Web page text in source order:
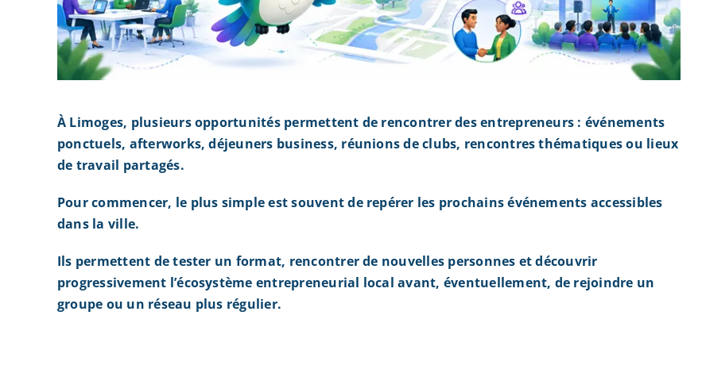
À Limoges, plusieurs opportunités permettent de rencontrer des entrepreneurs : événements
ponctuels, afterworks, déjeuners business, réunions de clubs, rencontres thématiques ou lieux
de travail partagés.
Pour commencer, le plus simple est souvent de repérer les prochains événements accessibles
dans la ville.
Ils permettent de tester un format, rencontrer de nouvelles personnes et découvrir
progressivement l’écosystème entrepreneurial local avant, éventuellement, de rejoindre un
groupe ou un réseau plus régulier.